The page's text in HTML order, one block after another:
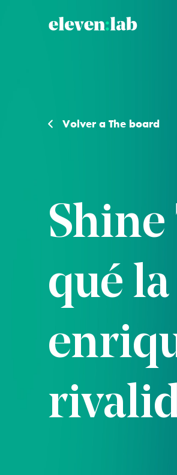
Volver a The board
qué